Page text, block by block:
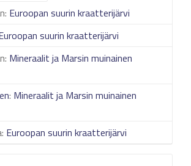
: Euroopan suurin kraatterijärvi
suurin kraatterijärvi
: Mineraalit ja Marsin muinainen
: Mineraalit ja Marsin muinainen
: Euroopan suurin kraatterijärvi